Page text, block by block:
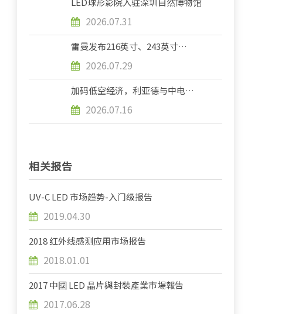
2026.07.31
雷曼发布216英寸、243英寸
“整面墙”时代
2026.07.29
加码低空经济，利亚德与中电科二
2026.07.16
相关报告
UV-C LED 市场趋势-入门级报告
2019.04.30
2018 红外线感测应用市场报告
2018.01.01
2017 中國 LED 晶片與封裝產業市場報告
2017.06.28